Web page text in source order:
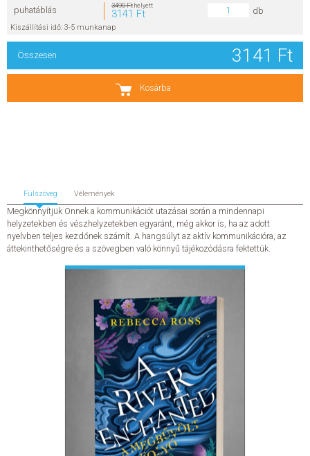
Kosárba
puhatáblás 3490 Fthelyett
3141 Ft db
Kiszállítási idő: 3-5 munkanap
Összesen 3141 Ft
Fülszöveg Vélemények
Megkönnyítjük Önnek a kommunikációt utazásai során a mindennapi
helyzetekben és vészhelyzetekben egyaránt, még akkor is, ha az adott
nyelvben teljes kezdőnek számít. A hangsúlyt az aktív kommunikációra, az
áttekinthetőségre és a szövegben való könnyű tájékozódásra fektettük.
SEGÍTHETEK?
SZERZŐK
KAPCSOLAT
ELŐRENDELHETŐ KIADVÁNYOK
ÚJDONSÁGOK
ELŐRENDELÉSI TOPLISTA
ÁLTALÁNOS SZERZŐDÉSI FELTÉTELEK
ADATKEZELÉSI ÉS ADATVÉDELMI SZABÁLYZAT